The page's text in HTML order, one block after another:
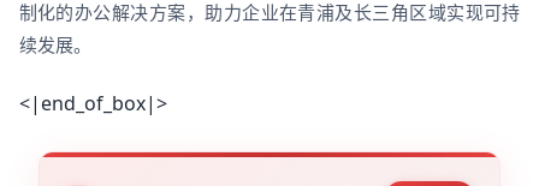
制化的办公解决方案，助力企业在青浦及长三角区域实现可持
续发展。
<|end_of_box|>